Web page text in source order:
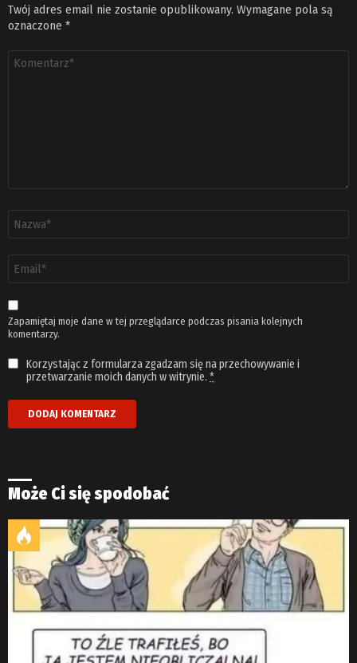
Twój adres email nie zostanie opublikowany. Wymagane pola są
oznaczone *
Komentarz
email
*
Zapamiętaj moje dane w tej przeglądarce podczas pisania kolejnych
komentarzy.
Korzystając z formularza zgadzam się na przechowywanie i
przetwarzanie moich danych w witrynie. *
Może Ci się spodobać